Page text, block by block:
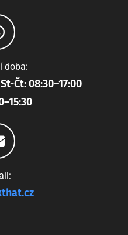
doba:
Čt: 08:30–17:00